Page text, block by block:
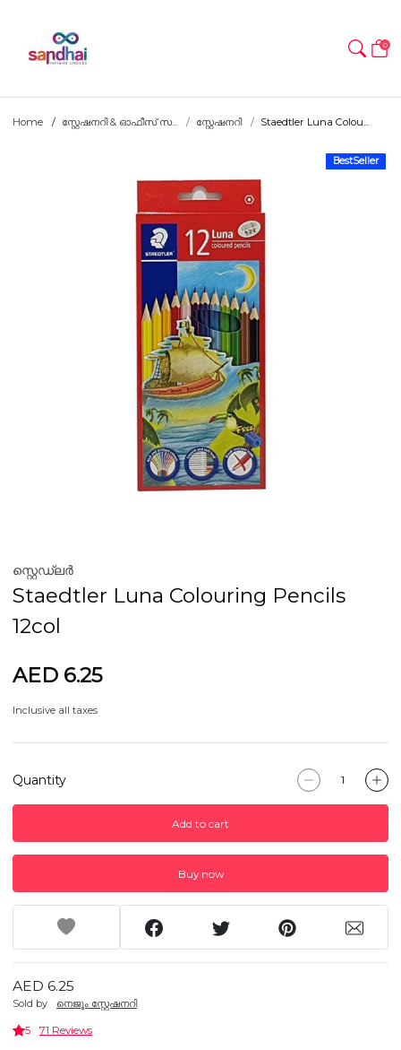
0
Home സ്റ്റേഷനറി & ഓഫീസ് സ... സ്റ്റേഷനറി Staedtler Luna Colou...
BestSeller
സ്റ്റെഡ്ലർ
Staedtler Luna Colouring Pencils
12col
AED 6.25
Inclusive all taxes
Quantity
Add to cart
Buy now
AED 6.25
Sold by നെജൂം സ്റ്റേഷനറി
5 71 Reviews